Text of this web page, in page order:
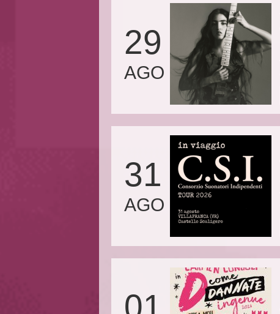
29
AGO
31
AGO